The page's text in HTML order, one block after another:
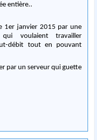
entière..
1er janvier 2015 par une
voulaient travailler
débit tout en pouvant
par un serveur qui guette